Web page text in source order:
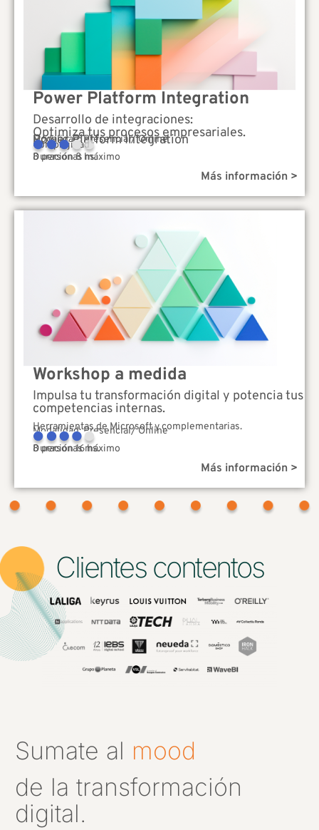
Power Platform Integration
Desarrollo de integraciones:
Optimiza tus procesos empresariales.
Power Platform Integration
Modalidad: Presencial/ Online
Complejidad
Duración 8 hs.
8 personas máximo
Más información >
Workshop a medida
Impulsa tu transformación digital y potencia tus
competencias internas.
Herramientas de Microsoft y complementarias.
Modalidad: Presencial/ Online
Complejidad
Duración 16 hs.
8 personas máximo
Más información >
Clientes contentos
Sumate al mood
de la transformación
digital.